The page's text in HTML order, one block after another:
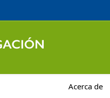
Acerca de